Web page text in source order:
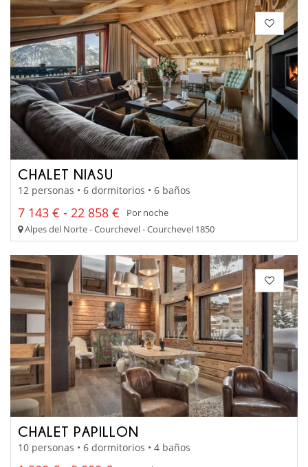
CHALET NIASU
12 personas • 6 dormitorios • 6 baños
7 143 € - 22 858 €
Por noche
Alpes del Norte - Courchevel - Courchevel 1850
CHALET PAPILLON
10 personas • 6 dormitorios • 4 baños